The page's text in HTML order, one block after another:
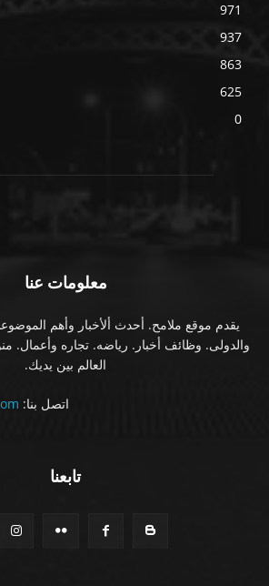
971
937
863
625
0
معلومات عنا
يقدم موقع ملامح. أحدث ألأخبار وأهم
والدولى. وظائف أخبار. رياضه. تجاره وأعمال.
العالم بين يديك.
اتصل بنا:
تابعنا